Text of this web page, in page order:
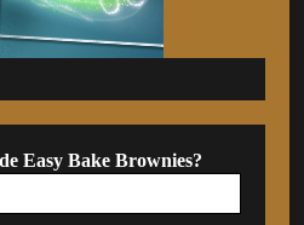
Easy Bake Brownies?